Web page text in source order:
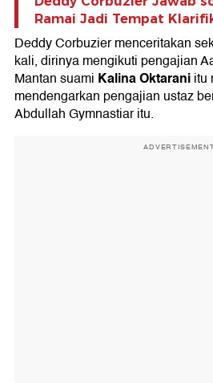
Ramai Jadi Tempat
Deddy Corbuzier menceritakan
kali, dirinya mengikuti pengajian
Mantan suami Kalina Oktaraniitu
mendengarkan pengajian ustaz
Abdullah Gymnastiar itu.